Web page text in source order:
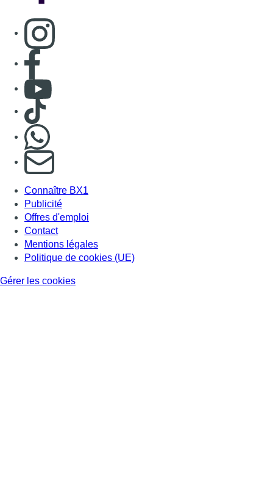
Consulter page Instagram
Consulter page Facebook
Consulter Youtube
Consulter TikTok
S'abonner à notre newsletter
Connaître BX1
Publicité
Offres d'emploi
Contact
Mentions légales
Politique de cookies (UE)
Gérer les cookies